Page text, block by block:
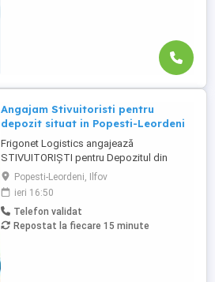
Angajam Stivuitoristi pentru
depozit situat in Popesti-Leordeni
Frigonet Logistics angajează
STIVUITORIȘTI pentru Depozitul din
Popesti-Leordeni, Sos. Oltenitei, nr 251a!
Cauți un job stabil, bine plătit și cu
beneficii pe măsură? Alătură-te echipei
Frigonet Logistics, pentru o carieră de
succes! Îți oferim șansa să te dezvolți într-
Popesti-Leordeni, Ilfov
ieri 16:50
Telefon validat
Repostat la fiecare 15 minute